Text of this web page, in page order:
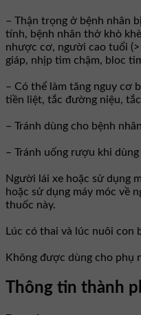
– Thận trọng ở bệnh nhân
tính, bệnh nhân thở khò
nhược cơ, người cao tuổi
giáp, nhịp tim chậm, bloc
– Có thể làm tăng nguy cơ
tiền liệt, tắc đường niệu,
– Tránh dùng cho bệnh
– Tránh uống rượu khi
Người lái xe hoặc sử dụng
hoặc sử dụng máy móc về
thuốc này.
Lúc có thai và lúc nuôi con
Không được dùng cho phụ
Thông tin thành